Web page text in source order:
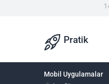
Pratik
Mobil Uygulamalar